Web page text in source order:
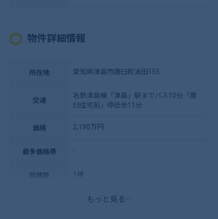
物件詳細情報
所在地 愛知県津島市唐臼町油田155
交通
名鉄津島線「津島」駅までバス10分「唐
臼住宅前」停徒歩11分
価格 2,190万円
最多価格帯 -
総棟数 1棟
もっと見る